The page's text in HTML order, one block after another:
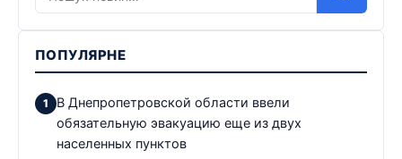
ПОПУЛЯРНЕ
В Днепропетровской области ввели
обязательную эвакуацию еще из двух
населенных пунктов